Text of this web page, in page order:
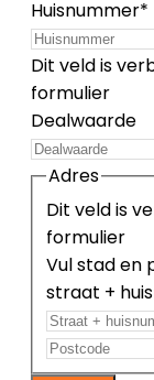
Huisnummer*
Dit veld is
formulier
Dealwaarde
Dit veld is
formulier
Adres
Vul stad en
straat +